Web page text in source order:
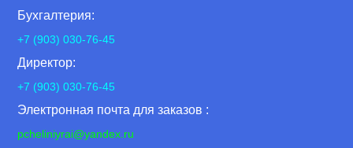
Бухгалтерия:
+7 (903) 030-76-45
Директор:
+7 (903) 030-76-45
Электронная почта для заказов :
pcheliniyrai@yandex.ru